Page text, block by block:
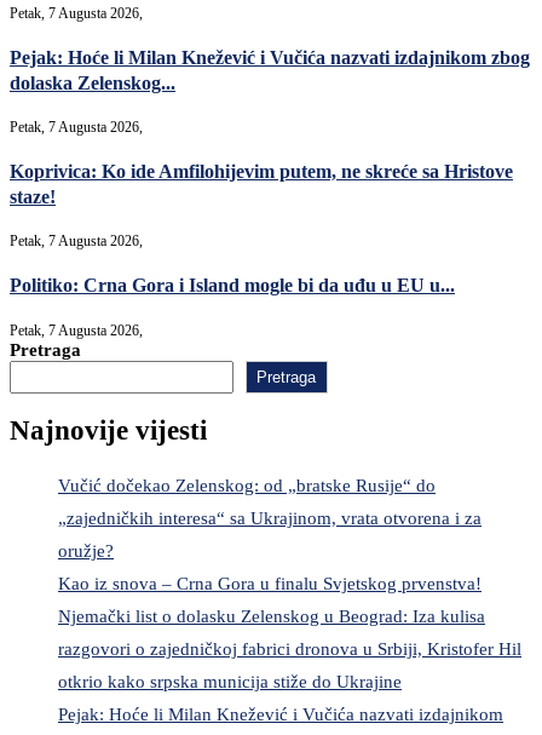
Petak, 7 Augusta 2026,
Pejak: Hoće li Milan Knežević i Vučića nazvati izdajnikom zbog
dolaska Zelenskog...
Petak, 7 Augusta 2026,
Koprivica: Ko ide Amfilohijevim putem, ne skreće sa Hristove
staze!
Petak, 7 Augusta 2026,
Politiko: Crna Gora i Island mogle bi da uđu u EU u...
Petak, 7 Augusta 2026,
Pretraga
Pretraga
Najnovije vijesti
Vučić dočekao Zelenskog: od „bratske Rusije“ do
„zajedničkih interesa“ sa Ukrajinom, vrata otvorena i za
oružje?
Kao iz snova – Crna Gora u finalu Svjetskog prvenstva!
Njemački list o dolasku Zelenskog u Beograd: Iza kulisa
razgovori o zajedničkoj fabrici dronova u Srbiji, Kristofer Hil
otkrio kako srpska municija stiže do Ukrajine
Pejak: Hoće li Milan Knežević i Vučića nazvati izdajnikom